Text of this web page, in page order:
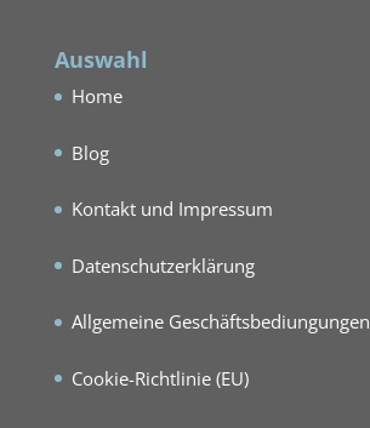
Auswahl
Home
Blog
Kontakt und Impressum
Datenschutzerklärung
Allgemeine Geschäftsbediungungen
Cookie-Richtlinie (EU)